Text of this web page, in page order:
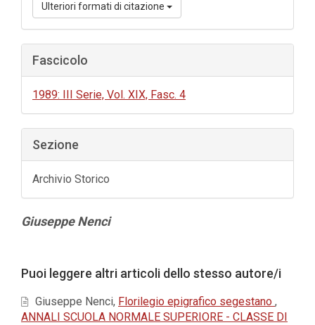
Ulteriori formati di citazione
Fascicolo
1989: III Serie, Vol. XIX, Fasc. 4
Sezione
Archivio Storico
Contenuto
Giuseppe Nenci
dell'articolo
Puoi leggere altri articoli dello stesso autore/i
Giuseppe Nenci, Florilegio epigrafico segestano ,
ANNALI SCUOLA NORMALE SUPERIORE - CLASSE DI